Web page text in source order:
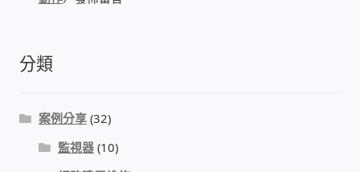
感應式門鎖、電子鎖
停車場、社區大樓 車道管制系統
分類
案例分享 (32)
監視器 (10)